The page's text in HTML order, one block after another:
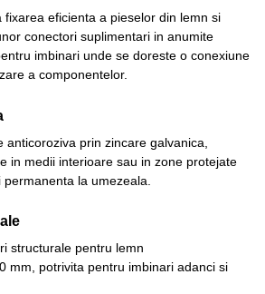
fixarea eficienta a pieselor din lemn si
conectori suplimentari in anumite
imbinari unde se doreste o conexiune
a componentelor.
prin zincare galvanica,
in medii interioare sau in zone protejate
la umezeala.
structurale pentru lemn
mm, potrivita pentru imbinari adanci si